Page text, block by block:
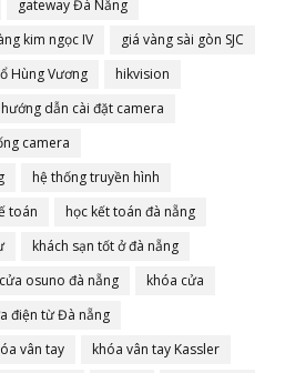
gateway Đà Nẵng
kim ngọc IV
giá vàng sài gòn SJC
Hùng Vương
hikvision
hướng dẫn cài đặt camera
camera
hệ thống truyền hình
toán
học kết toán đà nẵng
khách sạn tốt ở đà nẵng
osuno đà nẵng
khóa cửa
điện từ Đà nẵng
vân tay
khóa vân tay Kassler